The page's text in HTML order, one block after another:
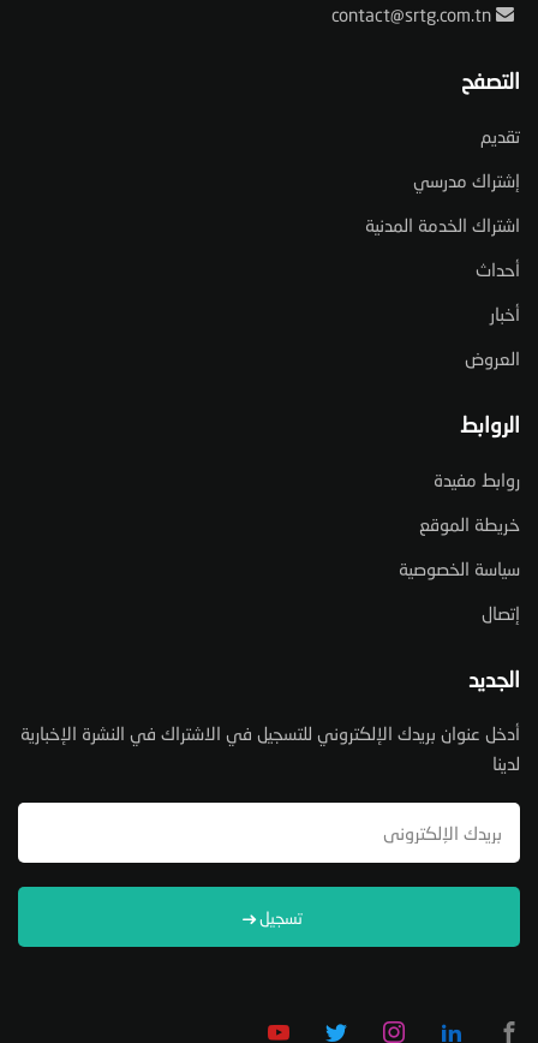
contact@srtg.com.tn
التصفح
تقديم
إشتراك مدرسي
اشتراك الخدمة المدنية
أحداث
أخبار
العروض
الروابط
روابط مفيدة
خريطة الموقع
سياسة الخصوصية
إتصال
الجديد
أدخل عنوان بريدك الإلكتروني للتسجيل في الاشتراك في النشرة الإخبارية
لدينا
تسجيل